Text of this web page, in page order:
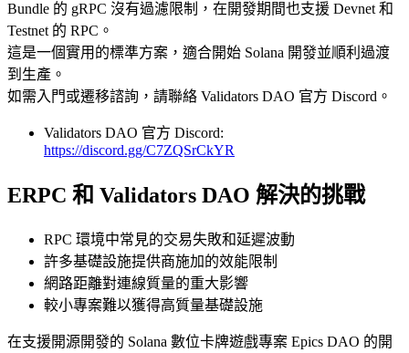
Bundle 的 gRPC 沒有過濾限制，在開發期間也支援 Devnet 和
Testnet 的 RPC。
這是一個實用的標準方案，適合開始 Solana 開發並順利過渡
到生產。
如需入門或遷移諮詢，請聯絡 Validators DAO 官方 Discord。
Validators DAO 官方 Discord:
https://discord.gg/C7ZQSrCkYR
ERPC 和 Validators DAO 解決的挑戰
RPC 環境中常見的交易失敗和延遲波動
許多基礎設施提供商施加的效能限制
網路距離對連線質量的重大影響
較小專案難以獲得高質量基礎設施
在支援開源開發的 Solana 數位卡牌遊戲專案 Epics DAO 的開